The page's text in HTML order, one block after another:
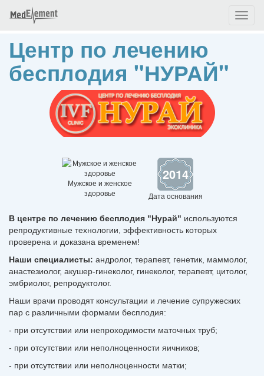
Центр по лечению
бесплодия "НУРАЙ"
Мужское и женское
здоровье
2014
Дата основания
В центре по лечению бесплодия "Нурай" используются
репродуктивные технологии, эффективность которых
проверена и доказана временем!
Наши специалисты: андролог, терапевт, генетик, маммолог,
анастезиолог, акушер-гинеколог, гинеколог, терапевт, цитолог,
эмбриолог, репродуктолог.
Наши врачи проводят консультации и лечение супружеских
пар с различными формами бесплодия:
- при отсутствии или непроходимости маточных труб;
- при отсутствии или неполноценности яичников;
- при отсутствии или неполноценности матки;